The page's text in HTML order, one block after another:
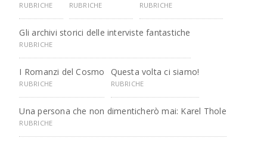
RUBRICHE RUBRICHE RUBRICHE
Gli archivi storici delle interviste fantastiche
RUBRICHE
I Romanzi del Cosmo
RUBRICHE
Questa volta ci siamo!
RUBRICHE
Una persona che non dimenticherò mai: Karel Thole
RUBRICHE